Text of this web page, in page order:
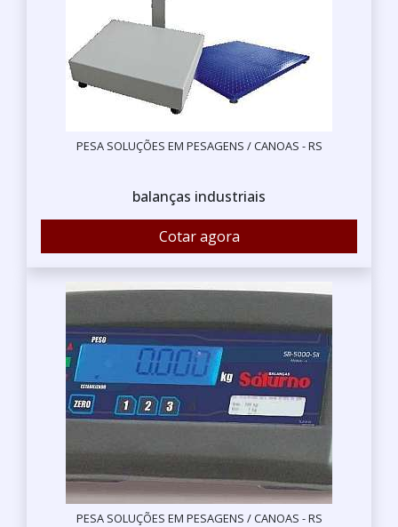
PESA SOLUÇÕES EM PESAGENS / CANOAS - RS
balanças industriais
Cotar agora
PESA SOLUÇÕES EM PESAGENS / CANOAS - RS